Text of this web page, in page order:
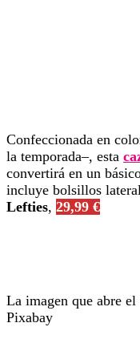
Confeccionada en
la temporada–, esta
convertirá en un
incluye bolsillos
Lefties, 29,99 €
La imagen que abre el
Pixabay